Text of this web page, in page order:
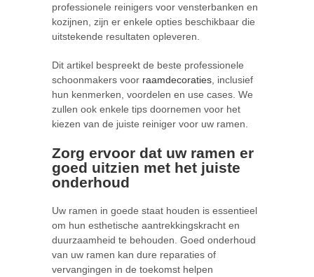
professionele reinigers voor vensterbanken en
kozijnen, zijn er enkele opties beschikbaar die
uitstekende resultaten opleveren.
Dit artikel bespreekt de beste professionele
schoonmakers voor raamdecoraties , inclusief
hun kenmerken, voordelen en use cases. We
zullen ook enkele tips doornemen voor het
kiezen van de juiste reiniger voor uw ramen.
Zorg ervoor dat uw ramen er
goed uitzien met het juiste
onderhoud
Uw ramen in goede staat houden is essentieel
om hun esthetische aantrekkingskracht en
duurzaamheid te behouden. Goed onderhoud
van uw ramen kan dure reparaties of
vervangingen in de toekomst helpen